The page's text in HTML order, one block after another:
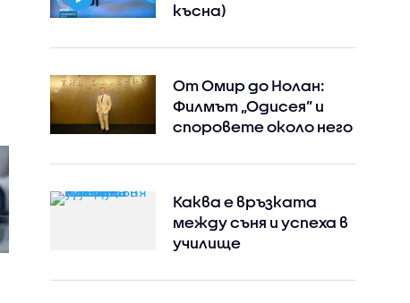
късна)
От Омир до Нолан:
Филмът „Одисея” и
споровете около него
Каква е връзката
между съня и успеха в
училище